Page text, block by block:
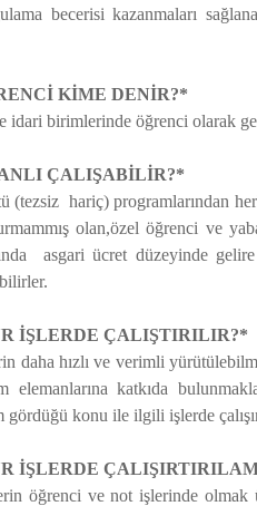
becerisi kazanmaları
KİME DENİR?*
birimlerinde öğrenci olarak
ÇALIŞABİLİR?*
(tezsiz hariç) programlarından
olan,özel öğrenci ve
asgari ücret düzeyinde
İŞLERDE ÇALIŞTIRILIR?*
daha hızlı ve verimli
elemanlarına katkıda
konu ile ilgili işlerde
İŞLERDE
öğrenci ve not işlerinde